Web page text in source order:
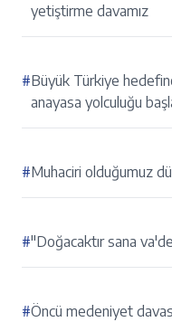
yetiştirme davamız
#Büyük Türkiye
anayasa yolculuğu
#Muhaciri olduğumuz
#"Doğacaktır sana
#Öncü medeniyet